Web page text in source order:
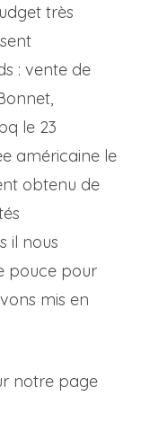
très
: vente de
le 23
américaine le
obtenu de
il nous
pouce pour
mis en
notre page